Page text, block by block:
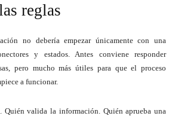
reglas
no debería empezar únicamente con una
y estados. Antes conviene responder
pero mucho más útiles para que el proceso
a funcionar.
Quién valida la información. Quién aprueba una